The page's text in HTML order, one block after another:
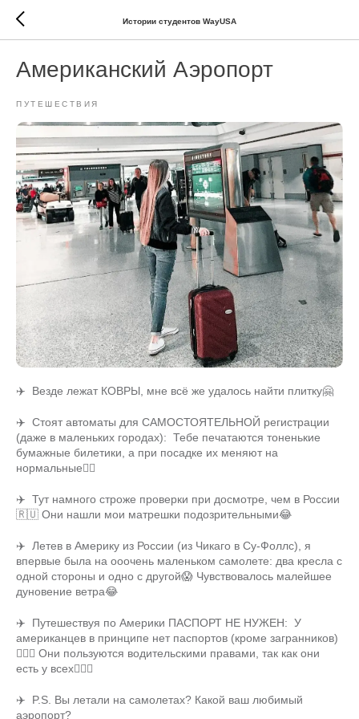
Истории студентов WayUSA
Американский Аэропорт
ПУТЕШЕСТВИЯ
✈️ Везде лежат КОВРЫ, мне всё же удалось найти плитку🤗
✈️ Стоят автоматы для САМОСТОЯТЕЛЬНОЙ регистрации
(даже в маленьких городах): Тебе печатаются тоненькие
бумажные билетики, а при посадке их меняют на
нормальные👌🏼
✈️ Тут намного строже проверки при досмотре, чем в России
🇷🇺 Они нашли мои матрешки подозрительными😂
✈️ Летев в Америку из России (из Чикаго в Су-Фоллс), я
впервые была на ооочень маленьком самолете: два кресла с
одной стороны и одно с другой😱 Чувствовалось малейшее
дуновение ветра😂
✈️ Путешествуя по Америки ПАСПОРТ НЕ НУЖЕН: У
американцев в принципе нет паспортов (кроме загранников)
🤷🏼‍♀️ Они пользуются водительскими правами, так как они
есть у всех💁🏼‍♀️
✈️ P.S. Вы летали на самолетах? Какой ваш любимый
аэропорт?